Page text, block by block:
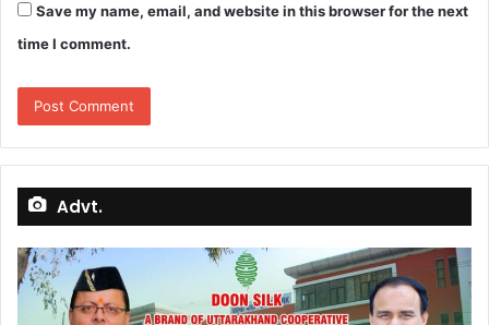
Save my name, email, and website in this browser for the next
time I comment.
Advt.